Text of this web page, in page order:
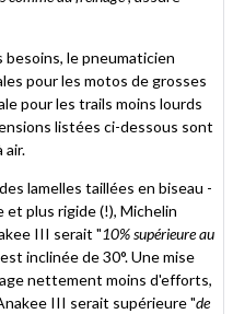
le pneumaticien
pour les motos de grosses
pour les trails moins lourds
listées ci-dessous sont
air.
lamelles taillées en biseau -
et plus rigide (!), Michelin
III serait "10% supérieure au
inclinée de 30°. Une mise
nettement moins d'efforts,
III serait supérieure "de